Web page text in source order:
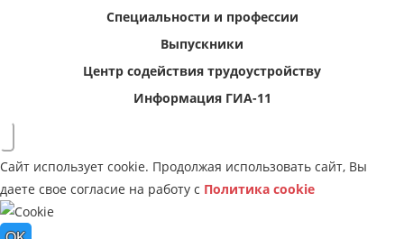
Специальности и профессии
Выпускники
Центр содействия трудоустройству
Информация ГИА-11
Сайт использует cookie. Продолжая использовать сайт, Вы
даете свое согласие на работу с Политика cookie